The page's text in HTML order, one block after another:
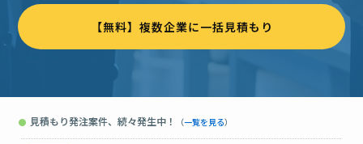
【無料】複数企業に一括見積もり
● 見積もり発注案件、続々発生中！ （一覧を見る）
出願書類作成の見積もり依頼 50万円まで 東京都
【面談希望】出願書類作成の見積もり依頼
【ジュエリーの意匠登録】出願手続きの見積もり依頼
出願書類作成の見積もり依頼 予算上限なし 東京都
出願書類作成の見積もり依頼 予算上限なし